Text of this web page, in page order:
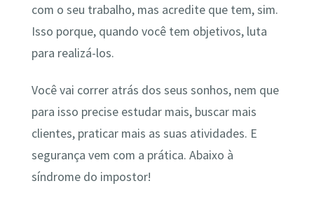
com o seu trabalho, mas acredite que tem, sim.
Isso porque, quando você tem objetivos, luta
para realizá-los.
Você vai correr atrás dos seus sonhos, nem que
para isso precise estudar mais, buscar mais
clientes, praticar mais as suas atividades. E
segurança vem com a prática. Abaixo à
síndrome do impostor!